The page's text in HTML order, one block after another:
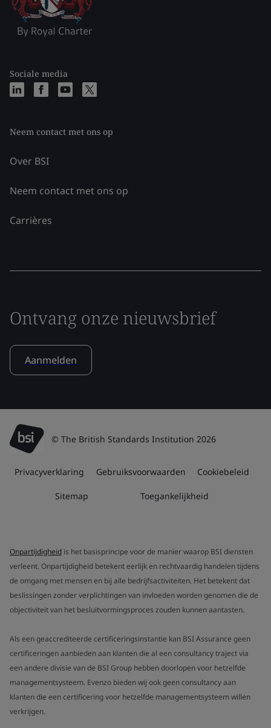
Sociale media
Neem contact met ons op
Over BSI
Neem contact met ons op
Carrières
Ontvang onze nieuwsbrief
Aanmelden
© The British Standards Institution 2026
Privacyverklaring Gebruiksvoorwaarden Cookiebeleid
Sitemap Toegankelijkheid
Onpartijdigheid is het basisprincipe voor de manier waarop BSI diensten
verleent. Onpartijdigheid betekent eerlijk en rechtvaardig handelen tijdens
de omgang met mensen en bij alle bedrijfsactiviteiten. Het betekent dat
beslissingen zonder verplichtingen van invloeden worden genomen die de
objectiviteit van het besluitvormingsproces zouden kunnen aantasten.
Als een geaccrediteerde certificeringsinstantie kan BSI Assurance geen
certificeringen aanbieden aan klanten die al een consultancy traject via
een andere divisie van de BSI Group hebben doorlopen voor hetzelfde
managementsysteem. Evenzo bieden wij ook geen consultancy aan
klanten die een certificering voor hetzelfde managementsysteem willen
verkrijgen.